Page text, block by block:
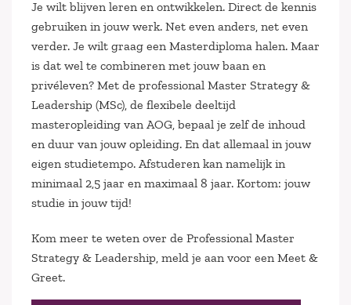
Je wilt blijven leren en ontwikkelen. Direct de kennis
gebruiken in jouw werk. Net even anders, net even
verder. Je wilt graag een Masterdiploma halen. Maar
is dat wel te combineren met jouw baan en
privéleven? Met de professional Master Strategy &
Leadership (MSc), de flexibele deeltijd
masteropleiding van AOG, bepaal je zelf de inhoud
en duur van jouw opleiding. En dat allemaal in jouw
eigen studietempo. Afstuderen kan namelijk in
minimaal 2,5 jaar en maximaal 8 jaar. Kortom: jouw
studie in jouw tijd!
Kom meer te weten over de Professional Master
Strategy & Leadership, meld je aan voor een Meet &
Greet.